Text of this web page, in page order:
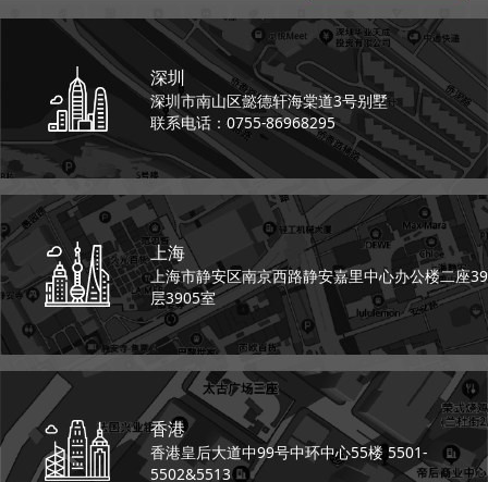
深圳
深圳市南山区懿德轩海棠道3号别墅
联系电话：0755-86968295
上海
上海市静安区南京西路静安嘉里中心办公楼二座39
层3905室
香港
香港皇后大道中99号中环中心55楼 5501-
5502&5513